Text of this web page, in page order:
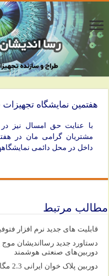
هفتمین نمایشگاه
مشتریان گرامی مان در
داخل در محل دائمی
مطالب مرتبط
قابلیت های جدید نرم افزار
دستاورد جدید رسااندیشان
دوربین‌های صنعتی هوشمند
دوربین پلاک خوان ایرانی 2.3 مگاپیکسلی